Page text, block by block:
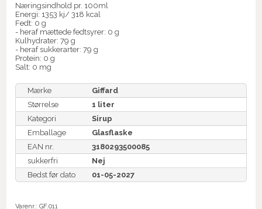
Næringsindhold pr. 100ml
Energi: 1353 kj/ 318 kcal
Fedt: 0 g
- heraf mættede fedtsyrer: 0 g
Kulhydrater: 79 g
- heraf sukkerarter: 79 g
Protein: 0 g
Salt: 0 mg
Mærke
Giffard
Størrelse
1 liter
Kategori
Sirup
Emballage
Glasflaske
EAN nr.
3180293500085
sukkerfri
Nej
Bedst før dato
01-05-2027
Varenr.:GF.011